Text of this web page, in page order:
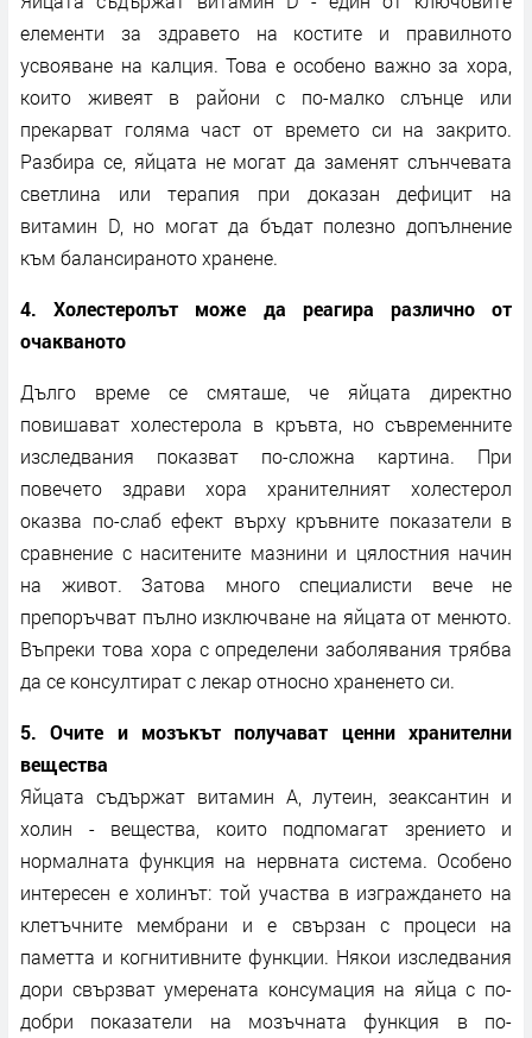
елементи за здравето на костите и правилното
усвояване на калция. Това е особено важно за хора,
които живеят в райони с по-малко слънце или
прекарват голяма част от времето си на закрито.
Разбира се, яйцата не могат да заменят слънчевата
светлина или терапия при доказан дефицит на
витамин D, но могат да бъдат полезно допълнение
към балансираното хранене.
4. Холестеролът може да реагира различно от
очакваното
Дълго време се смяташе, че яйцата директно
повишават холестерола в кръвта, но съвременните
изследвания показват по-сложна картина. При
повечето здрави хора хранителният холестерол
оказва по-слаб ефект върху кръвните показатели в
сравнение с наситените мазнини и цялостния начин
на живот. Затова много специалисти вече не
препоръчват пълно изключване на яйцата от менюто.
Въпреки това хора с определени заболявания трябва
да се консултират с лекар относно храненето си.
5. Очите и мозъкът получават ценни хранителни
вещества
Яйцата съдържат витамин А, лутеин, зеаксантин и
холин - вещества, които подпомагат зрението и
нормалната функция на нервната система. Особено
интересен е холинът: той участва в изграждането на
клетъчните мембрани и е свързан с процеси на
паметта и когнитивните функции. Някои изследвания
дори свързват умерената консумация на яйца с по-
добри показатели на мозъчната функция в по-